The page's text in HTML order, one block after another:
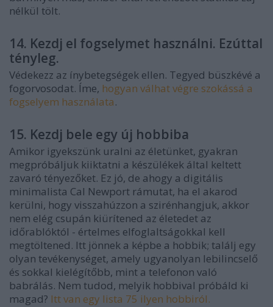
nélkül tölt.
14. Kezdj el fogselymet használni. Ezúttal
tényleg.
Védekezz az ínybetegségek ellen. Tegyed büszkévé a
fogorvosodat. Íme, hogyan válhat végre szokássá a
fogselyem használata.
15. Kezdj bele egy új hobbiba
Amikor igyekszünk uralni az életünket, gyakran
megpróbáljuk kiiktatni a készülékek által keltett
zavaró tényezőket. Ez jó, de ahogy a digitális
minimalista Cal Newport rámutat, ha el akarod
kerülni, hogy visszahúzzon a szirénhangjuk, akkor
nem elég csupán kiürítened az életedet az
időrablóktól - értelmes elfoglaltságokkal kell
megtöltened. Itt jönnek a képbe a hobbik; találj egy
olyan tevékenységet, amely ugyanolyan lebilincselő
és sokkal kielégítőbb, mint a telefonon való
babrálás. Nem tudod, melyik hobbival próbáld ki
magad? Itt van egy lista 75 ilyen hobbiról.